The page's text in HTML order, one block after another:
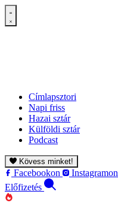
Címlapsztori
Napi friss
Hazai sztár
Külföldi sztár
Podcast
Kövess minket!
Facebookon Instagramon
Előfizetés